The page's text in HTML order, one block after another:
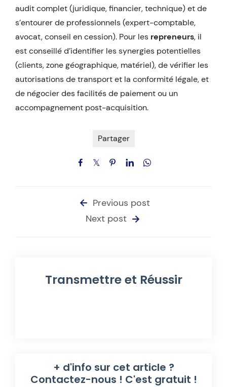
audit complet (juridique, financier, technique) et de
s’entourer de professionnels (expert-comptable,
avocat, conseil en cession). Pour les repreneurs, il
est conseillé d’identifier les synergies potentielles
(clients, zone géographique, matériel), de vérifier les
autorisations de transport et la conformité légale, et
de négocier des facilités de paiement ou un
accompagnement post-acquisition.
Partager
Previous post
Next post
Transmettre et Réussir
+ d'info sur cet article ?
Contactez-nous ! C'est gratuit !